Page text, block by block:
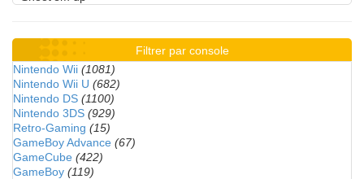
Filtrer par console
Nintendo Wii (1081)
Nintendo Wii U (682)
Nintendo DS (1100)
Nintendo 3DS (929)
Retro-Gaming (15)
GameBoy Advance (67)
GameCube (422)
GameBoy (119)